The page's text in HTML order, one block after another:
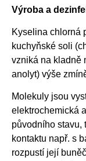
Výroba a
Kyselina chlorná
kuchyňské soli
vzniká na kladně
anolyt) výše
Molekuly jsou
elektrochemická
původního stavu,
kontaktu např. s
rozpustí její